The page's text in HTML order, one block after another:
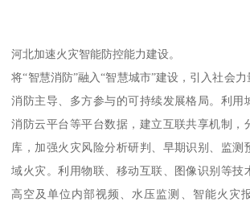
河北加速火灾智能防控能力建设。
将“智慧消防”融入“智慧城市”建设，引入社会力
消防主导、多方参与的可持续发展格局。利用
消防云平台等平台数据，建立互联共享机制，
库，加强火灾风险分析研判、早期识别、监测
域火灾。利用物联、移动互联、图像识别等技
高空及单位内部视频、水压监测、智能火灾